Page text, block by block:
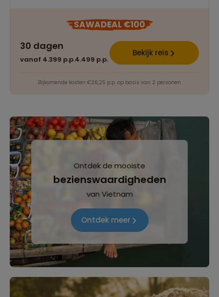
SAWADEAL €100
30 dagen
vanaf 4.399 p.p.4.499 p.p.
Bekijk reis
Bijkomende kosten €26,25 p.p. op basis van 2 personen
Ontdek de mooiste
bezienswaardigheden
van Vietnam
Ontdek meer